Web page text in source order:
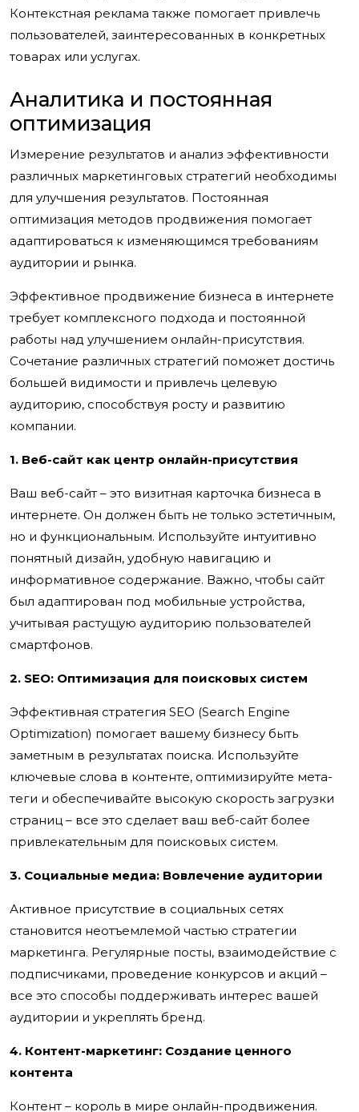
Контекстная реклама также помогает привлечь
пользователей, заинтересованных в конкретных
товарах или услугах.
Аналитика и постоянная
оптимизация
Измерение результатов и анализ эффективности
различных маркетинговых стратегий необходимы
для улучшения результатов. Постоянная
оптимизация методов продвижения помогает
адаптироваться к изменяющимся требованиям
аудитории и рынка.
Эффективное продвижение бизнеса в интернете
требует комплексного подхода и постоянной
работы над улучшением онлайн-присутствия.
Сочетание различных стратегий поможет достичь
большей видимости и привлечь целевую
аудиторию, способствуя росту и развитию
компании.
1. Веб-сайт как центр онлайн-присутствия
Ваш веб-сайт – это визитная карточка бизнеса в
интернете. Он должен быть не только эстетичным,
но и функциональным. Используйте интуитивно
понятный дизайн, удобную навигацию и
информативное содержание. Важно, чтобы сайт
был адаптирован под мобильные устройства,
учитывая растущую аудиторию пользователей
смартфонов.
2. SEO: Оптимизация для поисковых систем
Эффективная стратегия SEO (Search Engine
Optimization) помогает вашему бизнесу быть
заметным в результатах поиска. Используйте
ключевые слова в контенте, оптимизируйте мета-
теги и обеспечивайте высокую скорость загрузки
страниц – все это сделает ваш веб-сайт более
привлекательным для поисковых систем.
3. Социальные медиа: Вовлечение аудитории
Активное присутствие в социальных сетях
становится неотъемлемой частью стратегии
маркетинга. Регулярные посты, взаимодействие с
подписчиками, проведение конкурсов и акций –
все это способы поддерживать интерес вашей
аудитории и укреплять бренд.
4. Контент-маркетинг: Создание ценного
контента
Контент – король в мире онлайн-продвижения.